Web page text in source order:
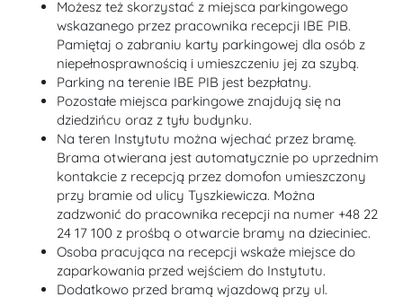
Możesz też skorzystać z miejsca parkingowego
wskazanego przez pracownika recepcji IBE PIB.
Pamiętaj o zabraniu karty parkingowej dla osób z
niepełnosprawnością i umieszczeniu jej za szybą.
Parking na terenie IBE PIB jest bezpłatny.
Pozostałe miejsca parkingowe znajdują się na
dziedzińcu oraz z tyłu budynku.
Na teren Instytutu można wjechać przez bramę.
Brama otwierana jest automatycznie po uprzednim
kontakcie z recepcją przez domofon umieszczony
przy bramie od ulicy Tyszkiewicza. Można
zadzwonić do pracownika recepcji na numer +48 22
24 17 100 z prośbą o otwarcie bramy na dzieciniec.
Osoba pracująca na recepcji wskaże miejsce do
zaparkowania przed wejściem do Instytutu.
Dodatkowo przed bramą wjazdową przy ul.